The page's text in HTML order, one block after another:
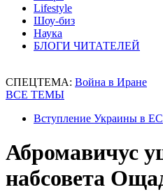
Lifestyle
Шоу-биз
Наука
БЛОГИ ЧИТАТЕЛЕЙ
СПЕЦТЕМА: Война в Иране
ВСЕ ТЕМЫ
Вступление Украины в ЕС
Абромавичус
набсовета